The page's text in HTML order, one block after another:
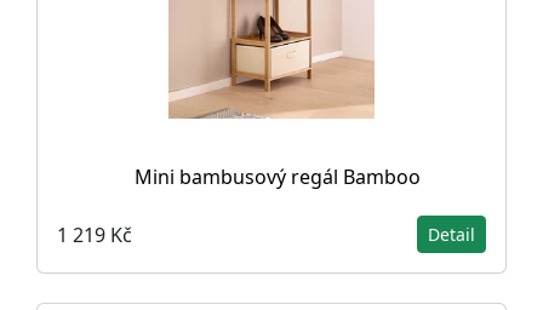
Mini bambusový regál Bamboo
1 219 Kč Detail